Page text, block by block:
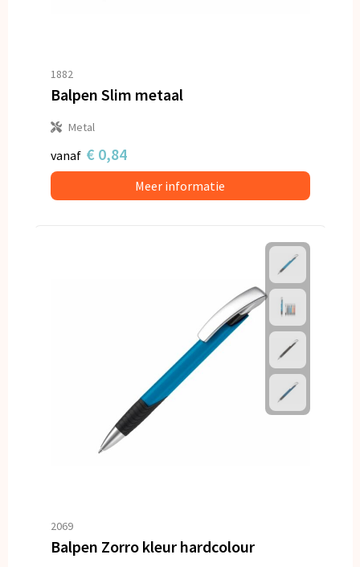
1882
Balpen Slim metaal
Metal
vanaf € 0,84
Meer informatie
2069
Balpen Zorro kleur hardcolour